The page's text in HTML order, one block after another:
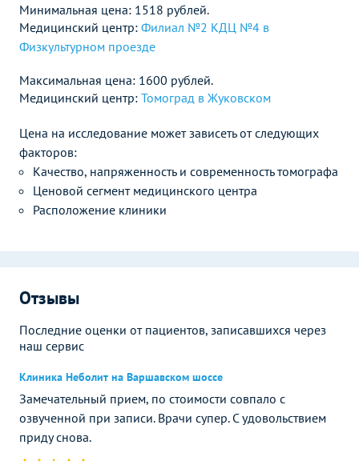
Минимальная цена: 1518 рублей.
Медицинский центр: Филиал №2 КДЦ №4 в
Физкультурном проезде
Максимальная цена: 1600 рублей.
Медицинский центр: Томоград в Жуковском
Цена на исследование может зависеть от следующих
факторов:
Качество, напряженность и современность томографа
Ценовой сегмент медицинского центра
Расположение клиники
Отзывы
Последние оценки от пациентов, записавшихся через
наш сервис
Клиника Неболит на Варшавском шоссе
Замечательный прием, по стоимости совпало с
озвученной при записи. Врачи супер. С удовольствием
приду снова.